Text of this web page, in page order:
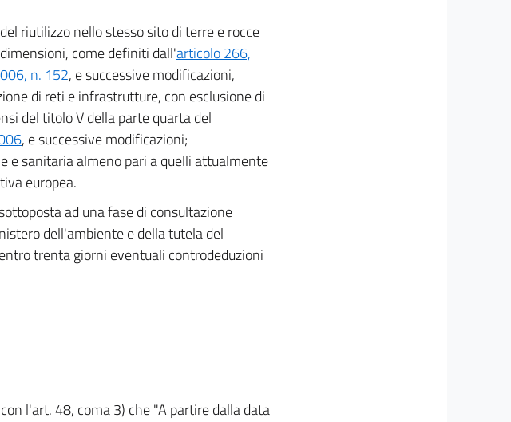
riutilizzo nello stesso sito di terre e rocce
come definiti dall'articolo 266,
n. 152, e successive modificazioni,
di reti e infrastrutture, con esclusione di
del titolo V della parte quarta del
, e successive modificazioni;
e sanitaria almeno pari a quelli attualmente
europea.
ad una fase di consultazione
dell'ambiente e della tutela del
trenta giorni eventuali controdeduzioni
l'art. 48, coma 3) che "A partire dalla data